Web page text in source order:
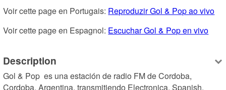
Voir cette page en Portugais: Reproduzir Gol & Pop ao vivo
Voir cette page en Espagnol: Escuchar Gol & Pop en vivo
Description
Gol & Pop  es una estación de radio FM de Cordoba,
Cordoba, Argentina, transmitiendo Electronica, Spanish.